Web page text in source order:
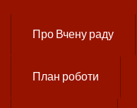
Про Вчену раду
План роботи